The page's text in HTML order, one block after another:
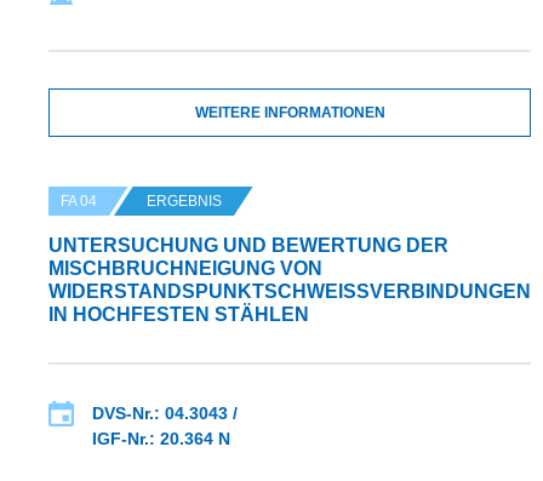
WEITERE INFORMATIONEN
FA 04 ERGEBNIS
UNTERSUCHUNG UND BEWERTUNG DER
MISCHBRUCHNEIGUNG VON
WIDERSTANDSPUNKTSCHWEISSVERBINDUNGEN I
N HOCHFESTEN STÄHLEN
DVS-Nr.: 04.3043 /
IGF-Nr.: 20.364 N